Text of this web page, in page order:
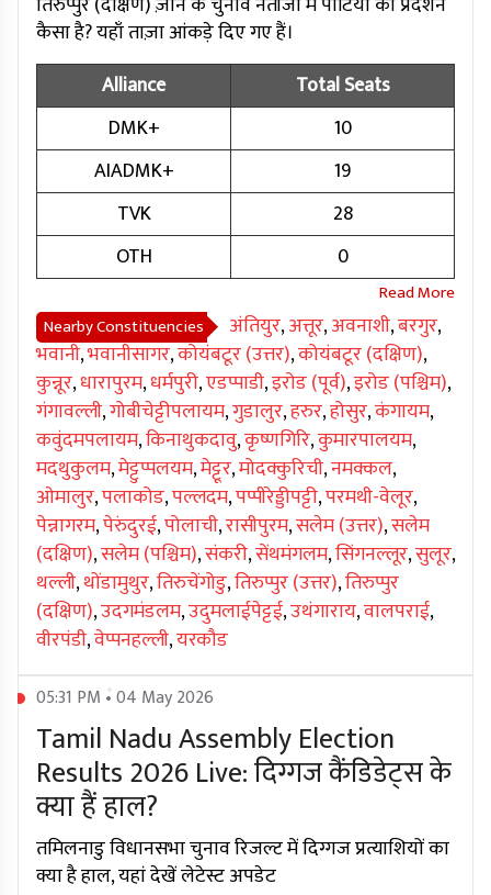
कैसा है? यहाँ ताज़ा आंकड़े दिए गए हैं।
Alliance
Total Seats
DMK+
10
AIADMK+
19
TVK
28
OTH
0
Nearby Constituencies अंतियुर,अत्तूर,अवनाशी,बरगुर,
भवानी,भवानीसागर,कोयंबटूर (उत्तर),कोयंबटूर (दक्षिण),
कुन्नूर,धारापुरम,धर्मपुरी,एडप्पाडी,इरोड (पूर्व),इरोड (पश्चिम),
गंगावल्ली,गोबीचेट्टीपलायम,गुडालुर,हरुर,होसुर,कंगायम,
कवुंदमपलायम,किनाथुकदावु,कृष्णगिरि,कुमारपालयम,
मदथुकुलम,मेट्टुप्पलयम,मेट्टूर,मोदक्कुरिची,नमक्कल,
ओमालुर,पलाकोड,पल्लदम,पप्पीरेड्डीपट्टी,परमथी-वेलूर,
पेन्नागरम,पेरुंदुरई,पोलाची,रासीपुरम,सलेम (उत्तर),सलेम
(दक्षिण),सलेम (पश्चिम),संकरी,सेंथमंगलम,सिंगनल्लूर,सुलूर,
थल्ली,थोंडामुथुर,तिरुचेंगोडु,तिरुप्पुर (उत्तर),तिरुप्पुर
(दक्षिण),उदगमंडलम,उदुमलाईपेट्टई,उथंगाराय,वालपराई,
वीरपंडी,वेप्पनहल्ली,यरकौड
05:31 PM • 04 May 2026
Tamil Nadu Assembly Election
Results 2026 Live: दिग्गज कैंडिडेट्स के
क्या हैं हाल?
तमिलनाडु विधानसभा चुनाव रिजल्ट में दिग्गज प्रत्याशियों का
क्या है हाल, यहां देखें लेटेस्ट अपडेट